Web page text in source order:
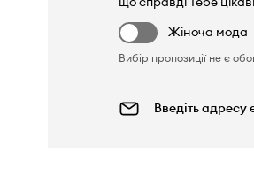
Жіноча мода
Вибір пропозиції не є